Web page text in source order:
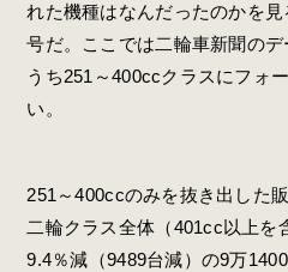
れた機種はなんだったのかを
号だ。ここでは二輪車新聞の
うち251～400ccクラスにフォ
い。
251～400ccのみを抜き出した
二輪クラス全体（401cc以上を
9.4％減（9489台減）の9万